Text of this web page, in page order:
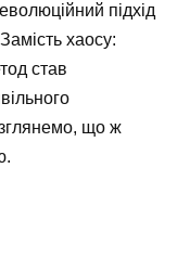
підхід
хаосу:
став
що ж